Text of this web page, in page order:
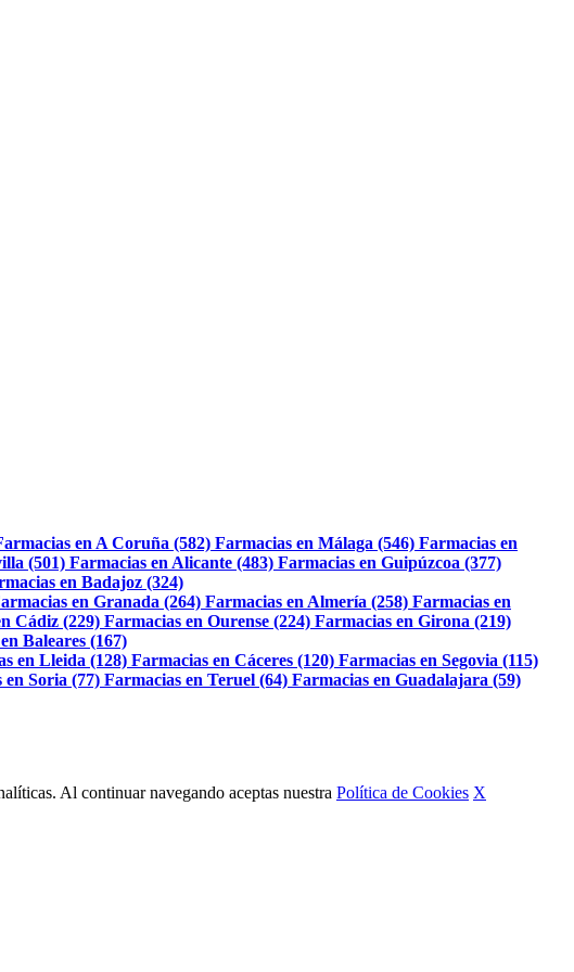
en A Coruña (582) Farmacias en Málaga (546) Farmacias en
(501) Farmacias en Alicante (483) Farmacias en Guipúzcoa (377)
en Badajoz (324)
en Granada (264) Farmacias en Almería (258) Farmacias en
Cádiz (229) Farmacias en Ourense (224) Farmacias en Girona (219)
Baleares (167)
en Lleida (128) Farmacias en Cáceres (120) Farmacias en Segovia (115)
en Soria (77) Farmacias en Teruel (64) Farmacias en Guadalajara (59)
Al continuar navegando aceptas nuestra Política de Cookies X